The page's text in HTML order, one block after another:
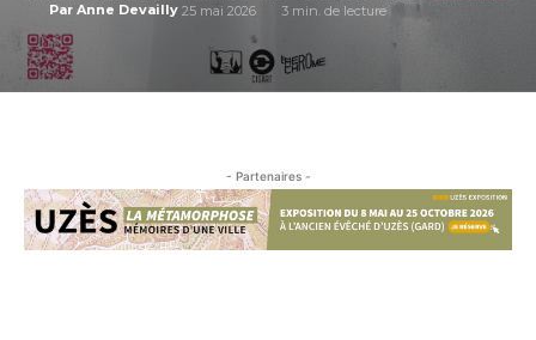
Par Anne Devailly 25 mai 2026 3 min. de lecture
- Partenaires -